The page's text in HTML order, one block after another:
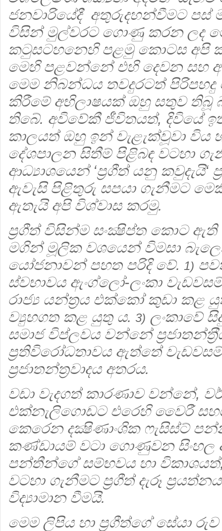
ජනවාරියේදී අතුරුදහන්වීමට පස්
විසින් මුල්වරට ගොණු කරන ලද
කටුසටහනෙහි පළමු කොටස අපි
මෙහි පළවන්නේ එහි දෙවන සහ
මෙම නිබන්ධය තවදුරටත්
කිරීමේ අභිලාෂයක් ඔහු සතුව
තිබේ. අවිවේකී ජීවිතයත්, දිවියේ
කාලයත් ඔහු ඉන් වැළැක්වූවා විය
දේශපාලන සිතීම් පිළිබඳ වටහා
ආධ්‍යාශයෙන් ‘ප්‍ර‍ගීත් යනු
ඇවැසි පිළිතුරු සපයා ගැනීමට
ඇතැයි අපි විශ්වාස කරමු.
ප්‍ර‍ගීත් විසින්ම සංක්‍ෂිප්ත කොට
මගින් මූලික වශයෙන් විමසා
යෝජනාවන් පහත පරිදි වේ. 1)
ස්වභාවය ඇංග්ලෝ-ලංකා
රාජ්‍ය යන්ත‍්‍රය එක්කෝ කුඩා කළ
ව්‍යුහගත කළ යුතු ය. 3) ලංකාවේ
සමාජ විප්ලවය වන්නේ
ප‍්‍රතිවිරෝධතාවය ඇත්තේ
ප‍්‍රජාතන්ත‍්‍රවාදය අතරය.
වඩා වැදගත් කාරණාව වන්නේ,
එක්නැලිගොඩට එරෙහි වෛරී
කෙරෙන දක්‍ෂිණාංශික ෆැසිස්ට්
කණ්ඩායම් වටා ගොණුවන සිංහල
පන්තීන්ගේ සම්භවය හා
වටහා ගැනීමට ප්‍ර‍ගීත් දැරූ
විද්‍යාමාන වීමයි.
මෙම ලිපිය හා ප්‍ර‍ගීත්ගේ සේයා